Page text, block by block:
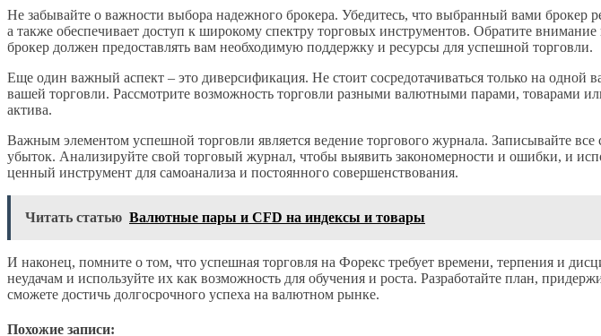
Не забывайте о важности выбора надежного брокера. Убедитесь, что выбранный вами
а также обеспечивает доступ к широкому спектру торговых инструментов. Обратите
брокер должен предоставлять вам необходимую поддержку и ресурсы для успешной торговли.
Еще один важный аспект – это диверсификация. Не стоит сосредотачиваться только на
вашей торговли. Рассмотрите возможность торговли разными валютными парами, товарами
актива.
Важным элементом успешной торговли является ведение торгового журнала. Записывайте
убыток. Анализируйте свой торговый журнал, чтобы выявить закономерности и ошибки, и
ценный инструмент для самоанализа и постоянного совершенствования.
Читать статью Валютные пары и CFD на индексы и товары
И наконец, помните о том, что успешная торговля на Форекс требует времени, терпения и
неудачам и используйте их как возможность для обучения и роста. Разработайте план,
сможете достичь долгосрочного успеха на валютном рынке.
Похожие записи: